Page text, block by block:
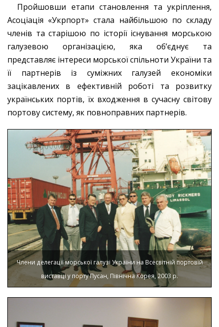
Пройшовши етапи становлення та укріплення,
Асоціація «Укрпорт» стала найбільшою по складу
членів та старішою по історії існування морською
галузевою організацією, яка об’єднує та
представляє інтереси морської спільноти України та
її партнерів із суміжних галузей економіки
зацікавлених в ефективній роботі та розвитку
українських портів, їх входження в сучасну світову
портову систему, як повноправних партнерів.
Члени делегації морської галузі України на Всесвітній портовій
виставці у порту Пусан, Північна Корея, 2003 р.